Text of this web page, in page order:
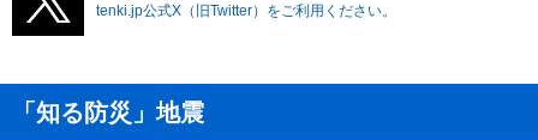
tenki.jp公式X（旧Twitter）をご利用ください。
「知る防災」地震